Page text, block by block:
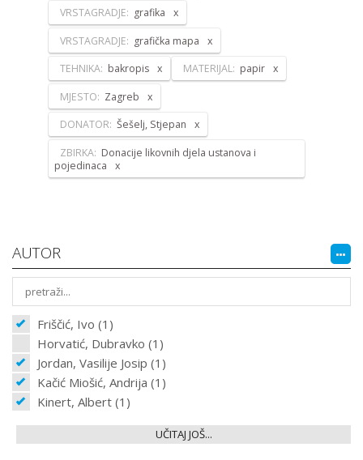
VRSTAGRADJE: grafika
VRSTAGRADJE: grafička mapa
TEHNIKA: bakropis MATERIJAL: papir
MJESTO: Zagreb
DONATOR: Šešelj, Stjepan
ZBIRKA: Donacije likovnih djela ustanova i
pojedinaca
AUTOR
Friščić, Ivo (1)
Horvatić, Dubravko (1)
Jordan, Vasilije Josip (1)
Kačić Miošić, Andrija (1)
Kinert, Albert (1)
UČITAJ JOŠ...